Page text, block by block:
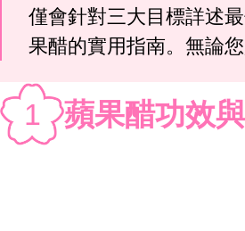
僅會針對三大目標詳述
果醋的實用指南。無論
1 蘋果醋功效